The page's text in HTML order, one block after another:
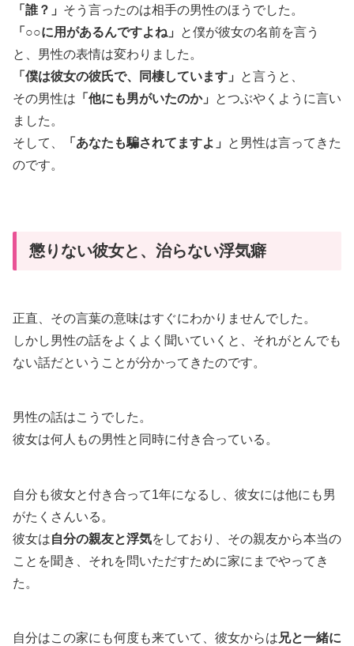
「誰？」 そう言ったのは相手の男性のほうでした。
「○○に用があるんですよね」
と僕が彼女の名前を言う
と、男性の表情は変わりました。
「僕は彼女の彼氏で、同棲しています」
と言うと、
その男性は 「他にも男がいたのか」
とつぶやくように言い
ました。
そして、
「あなたも騙されてますよ」
と男性は言ってきた
のです。
懲りない彼女と、治らない浮気癖
正直、その言葉の意味はすぐにわかりませんでした。
しかし男性の話をよくよく聞いていくと、それがとんでも
ない話だということが分かってきたのです。
男性の話はこうでした。
彼女は何人もの男性と同時に付き合っている。
自分も彼女と付き合って1年になるし、彼女には他にも男
がたくさんいる。
彼女は自分の親友と浮気をしており、その親友から本当の
ことを聞き、それを問いただすために家にまでやってき
た。
自分はこの家にも何度も来ていて、彼女からは 兄と一緒に